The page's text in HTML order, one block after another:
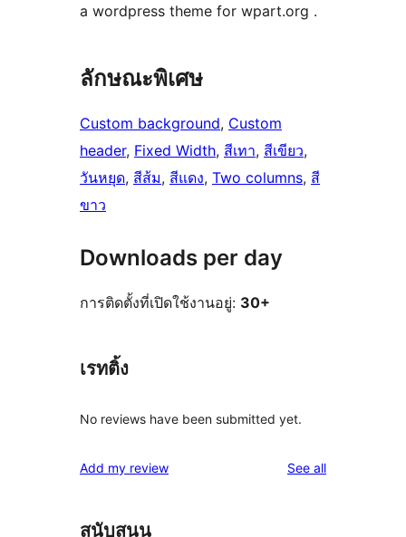
a wordpress theme for wpart.org .
ลักษณะพิเศษ
Custom background, Custom
header, Fixed Width, สีเทา, สีเขียว
วันหยุด, สีส้ม, สีแดง, Two columns, สี
ขาว
Downloads per day
การติดตั้งที่เปิดใช้งานอยู่: 30+
เรทติ้ง
No reviews have been submitted yet.
Add my review See allreviews
สนับสนุน